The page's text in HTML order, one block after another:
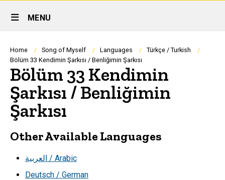
Site
Main
Navigation
MENU
Breadcrumb
Home Song of Myself Languages
Türkçe / Turkish
Bölüm 33 Kendimin Şarkısı / Benliğimin Şarkısı
Bölüm 33 Kendimin
Şarkısı / Benliğimin
Şarkısı
Other Available Languages
العربية / Arabic
Deutsch / German